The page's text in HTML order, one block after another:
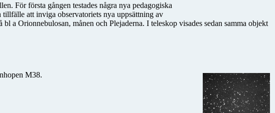
För första gången testades några nya pedagogiska
att inviga observatoriets nya uppsättning av
a Orionnebulosan, månen och Plejaderna. I teleskop visades sedan samma objekt
M38.